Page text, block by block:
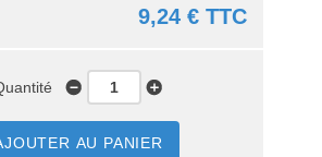
9,24 € TTC
AU PANIER